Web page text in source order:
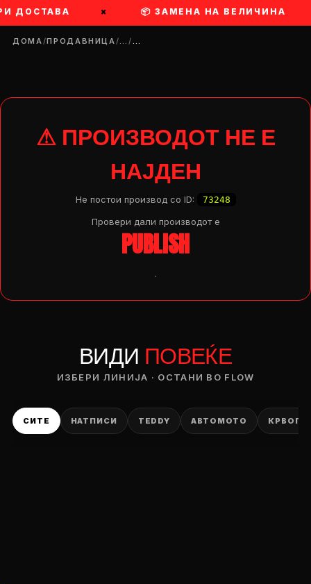
ДОСТАВА × 📦 ЗАМЕНА НА ВЕЛИЧИНА
ДОМА/ПРОДАВНИЦА/…/…
⚠ ПРОИЗВОДОТ НЕ Е
НАЈДЕН
Не постои производ со ID: 73248
Провери дали производот e
PUBLISH
.
ВИДИ ПОВЕЌЕ
ИЗБЕРИ ЛИНИЈА · ОСТАНИ ВО FLOW
СИТЕ НАТПИСИ TEDDY АВТОМОТО